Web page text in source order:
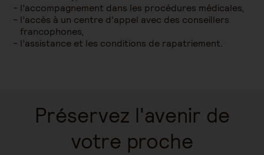
l’accompagnement dans les procédures médicales,
l’accès à un centre d’appel avec des conseillers
francophones,
l’assistance et les conditions de rapatriement.
Préservez l'avenir de
votre proche